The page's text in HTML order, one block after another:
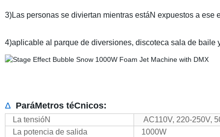
3)Las personas se diviertan mientras estáN expuestos a ese
4)aplicable al parque de diversiones, discoteca sala de baile
Δ ParáMetros téCnicos:
La tensióN
AC110V, 220-250V,
La potencia de salida
1000W